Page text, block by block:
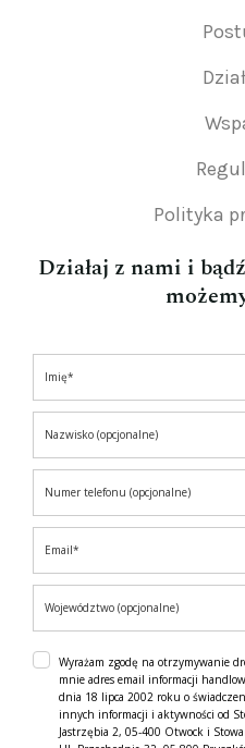
Polityka
Działaj z nami i
Wyrażam zgodę na otrzymywanie
mnie adres email informacji
dnia 18 lipca 2002 roku o
innych informacji i aktywności od
Jastrzębia 2, 05-400 Otwock i